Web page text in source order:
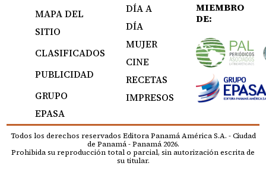
MAPA DEL
SITIO
CLASIFICADOS
PUBLICIDAD
GRUPO
EPASA
DÍA A
DÍA
MUJER
CINE
RECETAS
IMPRESOS
MIEMBRO
DE:
Todos los derechos reservados Editora Panamá América S.A. - Ciudad
de Panamá - Panamá 2026.
Prohibida su reproducción total o parcial, sin autorización escrita de
su titular.